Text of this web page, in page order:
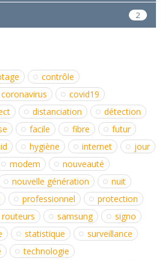
2
contrôle
coronavirus
covid19
distanciation
détection
facile fibre
futur
hygiène internet
jour
modem
nouveauté
nouvelle génération
nuit
professionnel
protection
routeurs samsung
signo
statistique
surveillance
technologie